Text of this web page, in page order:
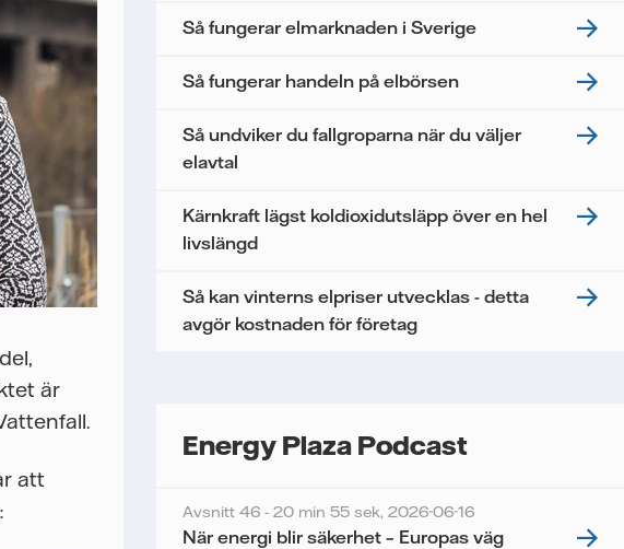
är
att
Vattenfall behandlar dina personuppgifter.
Jag samtycker till att Vattenfall behandlar mina
nyhetsbrevet.*
Så fungerar elmarknaden i Sverige
Så fungerar handeln på elbörsen
Så undviker du fallgroparna när du väljer
elavtal
Kärnkraft lägst koldioxidutsläpp över en hel
livslängd
Så kan vinterns elpriser utvecklas - detta
avgör kostnaden för företag
Energy Plaza Podcast
Avsnitt 46 - 20 min 55 sek, 2026-06-16
När energi blir säkerhet – Europas väg